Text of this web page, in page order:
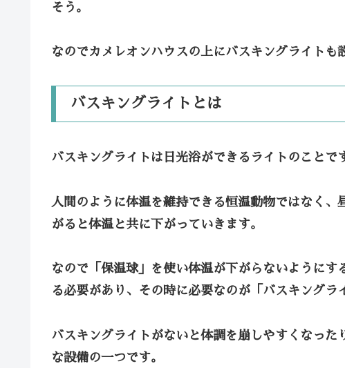
そう。
なのでカメレオンハウスの上にバスキングライトも
バスキングライトとは
バスキングライトは日光浴ができるライトのことで
人間のように体温を維持できる恒温動物ではなく
がると体温と共に下がっていきます。
なので 「保温球」
を使い体温が下がらないようにす
る必要があり、その時に必要なのが「バスキングラ
バスキングライトがないと体調を崩しやすくなっ
な設備の一つです。